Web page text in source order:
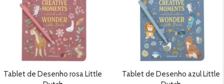
Tablet de Desenho rosa Little
Tablet de Desenho azul Little